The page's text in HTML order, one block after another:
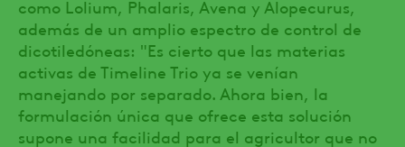
como Lolium, Phalaris, Avena y Alopecurus,
además de un amplio espectro de control de
dicotiledóneas: "Es cierto que las materias
activas de Timeline Trio ya se venían
manejando por separado. Ahora bien, la
formulación única que ofrece esta solución
supone una facilidad para el agricultor que no